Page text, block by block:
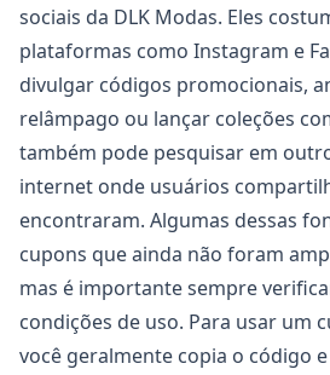
sociais da DLK Modas. Eles
plataformas como Instagram e
divulgar códigos promocionais,
relâmpago ou lançar coleções
também pode pesquisar em
internet onde usuários
encontraram. Algumas dessas
cupons que ainda não foram
mas é importante sempre
condições de uso. Para usar um
você geralmente copia o código